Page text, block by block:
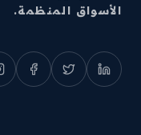
الأسواق المنظمة.